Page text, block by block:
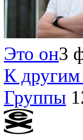
Это он3
К
Группы